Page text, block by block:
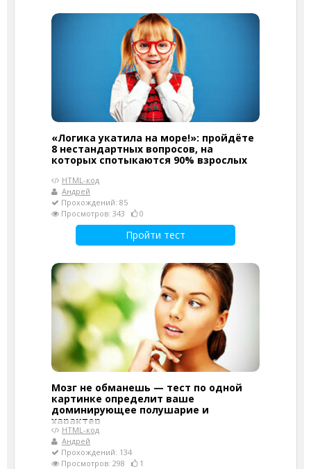
«Логика укатила на море!»: пройдёте
8 нестандартных вопросов, на
которых спотыкаются 90% взрослых
HTML-код
Андрей
Прохождений: 85
Просмотров: 343
0
Пройти тест
Мозг не обманешь — тест по одной
картинке определит ваше
доминирующее полушарие и
характер
HTML-код
Андрей
Прохождений: 134
Просмотров: 298
1